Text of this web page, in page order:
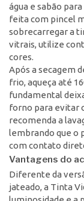
água e sabão
feita com pincel
sobrecarregar a
vitrais, utilize
cores.
Após a secagem
frio, aqueça até
fundamental
forno para evitar
recomenda a
lembrando que o
com contato
Vantagens do
Diferente da
jateado, a Tinta